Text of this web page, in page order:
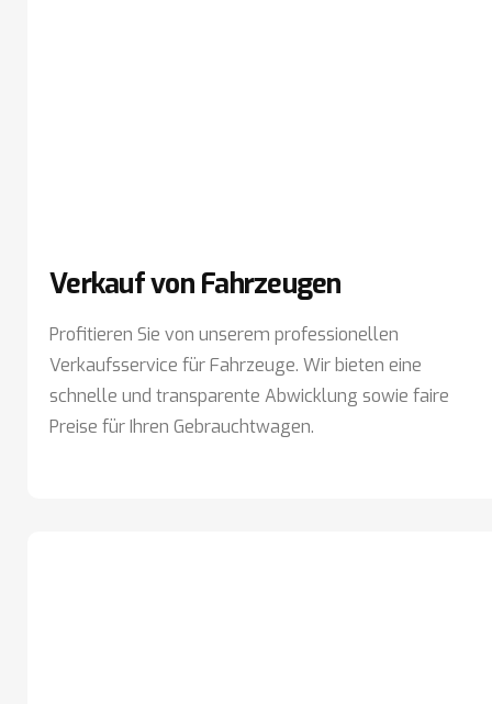
Verkauf von Fahrzeugen
Profitieren Sie von unserem professionellen
Verkaufsservice für Fahrzeuge. Wir bieten eine
schnelle und transparente Abwicklung sowie faire
Preise für Ihren Gebrauchtwagen.